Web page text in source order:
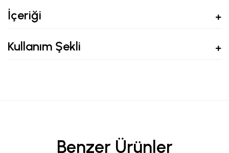
İçeriği
Kullanım Şekli
Benzer Ürünler